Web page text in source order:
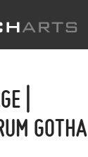
|
GOTHA